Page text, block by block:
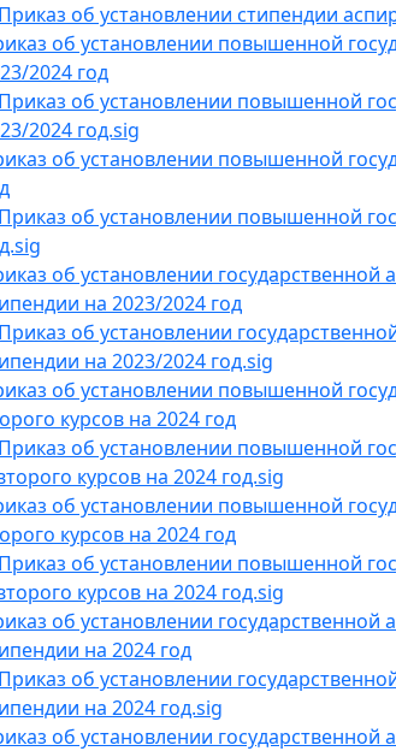
Приказ об установлении стипендии
об установлении повышенной
2024 год
Приказ об установлении повышенной
2024 год.sig
об установлении повышенной
Приказ об установлении повышенной
об установлении
на 2023/2024 год
Приказ об установлении
на 2023/2024 год.sig
об установлении повышенной
курсов на 2024 год
Приказ об установлении повышенной
курсов на 2024 год.sig
об установлении повышенной
курсов на 2024 год
Приказ об установлении повышенной
курсов на 2024 год.sig
об установлении
на 2024 год
Приказ об установлении
на 2024 год.sig
об установлении